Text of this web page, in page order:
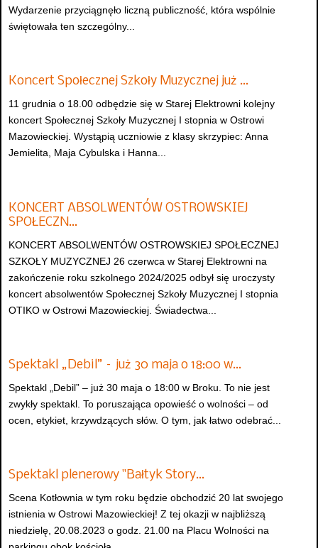
Wydarzenie przyciągnęło liczną publiczność, która wspólnie
świętowała ten szczególny...
Koncert Społecznej Szkoły Muzycznej już …
11 grudnia o 18.00 odbędzie się w Starej Elektrowni kolejny
koncert Społecznej Szkoły Muzycznej I stopnia w Ostrowi
Mazowieckiej. Wystąpią uczniowie z klasy skrzypiec: Anna
Jemielita, Maja Cybulska i Hanna...
KONCERT ABSOLWENTÓW OSTROWSKIEJ
SPOŁECZN…
KONCERT ABSOLWENTÓW OSTROWSKIEJ SPOŁECZNEJ
SZKOŁY MUZYCZNEJ 26 czerwca w Starej Elektrowni na
zakończenie roku szkolnego 2024/2025 odbył się uroczysty
koncert absolwentów Społecznej Szkoły Muzycznej I stopnia
OTIKO w Ostrowi Mazowieckiej. Świadectwa...
Spektakl „Debil” – już 30 maja o 18:00 w…
Spektakl „Debil” – już 30 maja o 18:00 w Broku. To nie jest
zwykły spektakl. To poruszająca opowieść o wolności – od
ocen, etykiet, krzywdzących słów. O tym, jak łatwo odebrać...
Spektakl plenerowy "Bałtyk Story…
Scena Kotłownia w tym roku będzie obchodzić 20 lat swojego
istnienia w Ostrowi Mazowieckiej! Z tej okazji w najbliższą
niedzielę, 20.08.2023 o godz. 21.00 na Placu Wolności na